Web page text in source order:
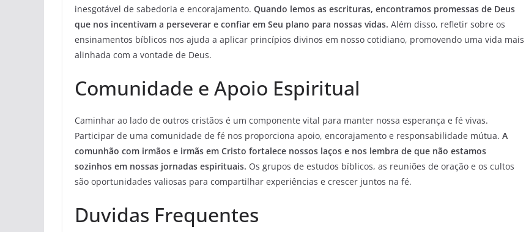
inesgotável de sabedoria e encorajamento. Quando lemos as escrituras, encontramos promessas de Deus
que nos incentivam a perseverar e confiar em Seu plano para nossas vidas. Além disso, refletir sobre os
ensinamentos bíblicos nos ajuda a aplicar princípios divinos em nosso cotidiano, promovendo uma vida mais
alinhada com a vontade de Deus.
Comunidade e Apoio Espiritual
Caminhar ao lado de outros cristãos é um componente vital para manter nossa esperança e fé vivas.
Participar de uma comunidade de fé nos proporciona apoio, encorajamento e responsabilidade mútua. A
comunhão com irmãos e irmãs em Cristo fortalece nossos laços e nos lembra de que não estamos
sozinhos em nossas jornadas espirituais. Os grupos de estudos bíblicos, as reuniões de oração e os cultos
são oportunidades valiosas para compartilhar experiências e crescer juntos na fé.
Duvidas Frequentes